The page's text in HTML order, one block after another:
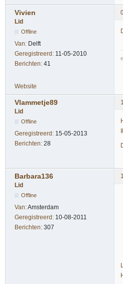
Vivien
Lid
Offline
Van: Delft
Geregistreerd: 11-05-2010
Berichten: 41
Website
Vlammetje89
Lid
Offline
Geregistreerd: 15-05-2013
Berichten: 28
Barbara136
Lid
Offline
Van:Amsterdam
Geregistreerd: 10-08-2011
Berichten: 307